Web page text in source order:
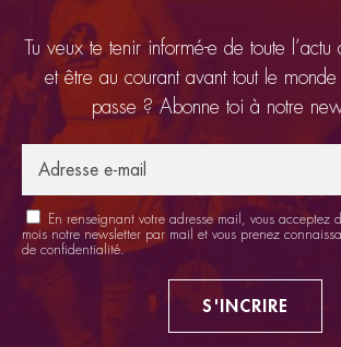
Tu veux te tenir informé-e de toute
et être au courant avant tout le
passe ? Abonne toi à notre
En renseignant votre adresse mail, vous acceptez
mois notre newsletter par mail et vous prenez
de confidentialité.
S'INCRIRE